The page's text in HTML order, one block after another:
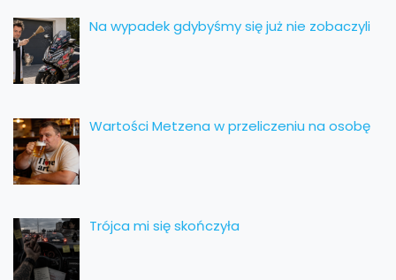
Na wypadek gdybyśmy się już nie zobaczyli
Wartości Metzena w przeliczeniu na osobę
Trójca mi się skończyła